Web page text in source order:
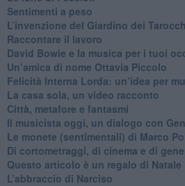
​Sentimenti a peso
​L’invenzione del Giardino dei
​Raccontare il lavoro
David Bowie e la musica per i tuoi
Un’amica di nome Ottavia Piccolo
​Felicità Interna Lorda: un’idea per
​La casa sola, un video racconto
​Città, metafore e fantasmi
Il musicista oggi, un dialogo con
Le monete (sentimentali) di Marco
​Di cortometraggi, di cinema e di
​Questo articolo è un regalo di Natale
L’abbraccio di Narciso